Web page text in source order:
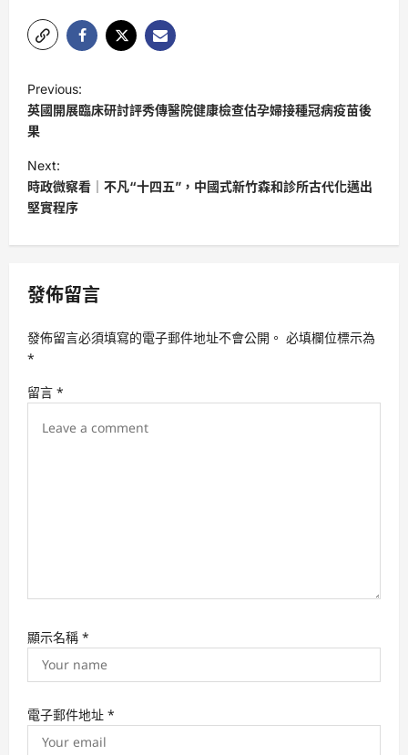
o
s
t
n
a
v
g
a
t
i
Previous:
英國開展臨床研討評秀傳醫院健康檢查估孕婦接種冠病疫苗後
果
Next:
時政微察看｜不凡“十四五”，中國式新竹森和診所古代化邁出
堅實程序
發佈留言
發佈留言必須填寫的電子郵件地址不會公開。 必填欄位標示為
*
留言 *
顯示名稱 *
電子郵件地址 *